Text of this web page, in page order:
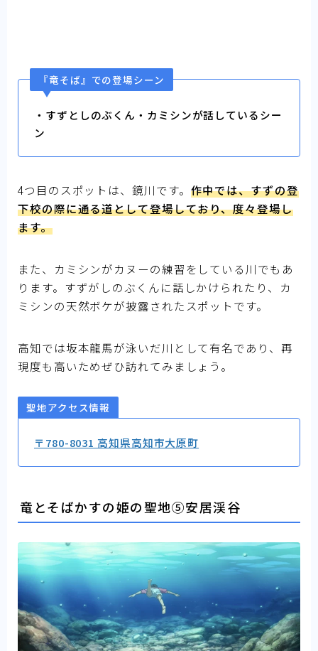
『竜そば』での登場シーン
・すずとしのぶくん・カミシンが話しているシー
ン
4つ目のスポットは、鏡川です。 作中では、すずの登
下校の際に通る道として登場しており、度々登場し
ます。
また、カミシンがカヌーの練習をしている川でもあ
ります。すずがしのぶくんに話しかけられたり、カ
ミシンの天然ボケが披露されたスポットです。
高知では坂本龍馬が泳いだ川として有名であり、再
現度も高いためぜひ訪れてみましょう。
聖地アクセス情報
〒780-8031 高知県高知市大原町
竜とそばかすの姫の聖地⑤安居渓谷